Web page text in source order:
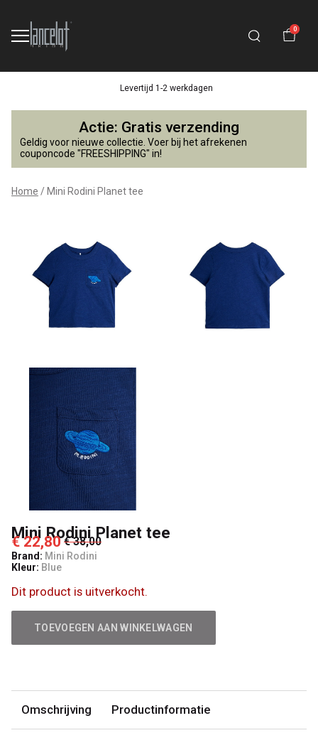
0
Levertijd 1-2 werkdagen
Mini
Rodini
Planet
tee
Lancelot
Kids
Actie: Gratis verzending
Geldig voor nieuwe collectie. Voer bij het afrekenen
couponcode "FREESHIPPING" in!
Home Mini Rodini Planet tee
Mini Rodini Planet tee
€ 22,80 € 38,00
Brand: Mini Rodini
Kleur: Blue
Dit product is uitverkocht.
TOEVOEGEN AAN WINKELWAGEN
Omschrijving Productinformatie